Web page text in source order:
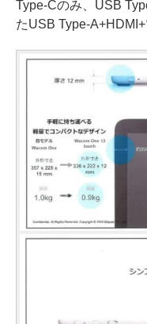
Type-Cのみ、USB
たUSB Type-